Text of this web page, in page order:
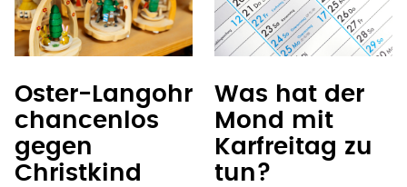
Oster-Langohr
chancenlos
gegen
Christkind
Was hat der
Mond mit
Karfreitag zu
tun?